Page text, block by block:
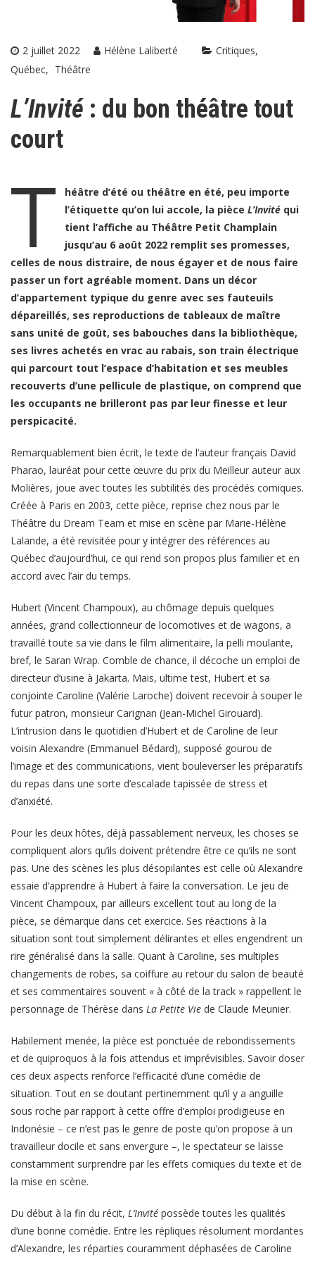
2 juillet 2022 Hélène Laliberté
Critiques
Québec
Théâtre
L’Invité : du bon théâtre tout
court
T
héâtre d’été ou théâtre en été, peu importe
l’étiquette qu’on lui accole, la pièce L’Invitéqui
tient l’affiche au Théâtre Petit Champlain
jusqu’au 6 août 2022 remplit ses promesses,
celles de nous distraire, de nous égayer et de nous faire
passer un fort agréable moment. Dans un décor
d’appartement typique du genre avec ses fauteuils
dépareillés, ses reproductions de tableaux de maître
sans unité de goût, ses babouches dans la bibliothèque,
ses livres achetés en vrac au rabais, son train électrique
qui parcourt tout l’espace d’habitation et ses meubles
recouverts d’une pellicule de plastique, on comprend que
les occupants ne brilleront pas par leur finesse et leur
perspicacité.
Remarquablement bien écrit, le texte de l’auteur français David
Pharao, lauréat pour cette œuvre du prix du Meilleur auteur aux
Molières, joue avec toutes les subtilités des procédés comiques.
Créée à Paris en 2003, cette pièce, reprise chez nous par le
Théâtre du Dream Team et mise en scène par Marie-Hélène
Lalande, a été revisitée pour y intégrer des références au
Québec d’aujourd’hui, ce qui rend son propos plus familier et en
accord avec l’air du temps.
Hubert (Vincent Champoux), au chômage depuis quelques
années, grand collectionneur de locomotives et de wagons, a
travaillé toute sa vie dans le film alimentaire, la pelli moulante,
bref, le Saran Wrap. Comble de chance, il décoche un emploi de
directeur d’usine à Jakarta. Mais, ultime test, Hubert et sa
conjointe Caroline (Valérie Laroche) doivent recevoir à souper le
futur patron, monsieur Carignan (Jean-Michel Girouard).
L’intrusion dans le quotidien d’Hubert et de Caroline de leur
voisin Alexandre (Emmanuel Bédard), supposé gourou de
l’image et des communications, vient bouleverser les préparatifs
du repas dans une sorte d’escalade tapissée de stress et
d’anxiété.
Pour les deux hôtes, déjà passablement nerveux, les choses se
compliquent alors qu’ils doivent prétendre être ce qu’ils ne sont
pas. Une des scènes les plus désopilantes est celle où Alexandre
essaie d’apprendre à Hubert à faire la conversation. Le jeu de
Vincent Champoux, par ailleurs excellent tout au long de la
pièce, se démarque dans cet exercice. Ses réactions à la
situation sont tout simplement délirantes et elles engendrent un
rire généralisé dans la salle. Quant à Caroline, ses multiples
changements de robes, sa coiffure au retour du salon de beauté
et ses commentaires souvent « à côté de la track » rappellent le
personnage de Thérèse dans La Petite Vie de Claude Meunier.
Habilement menée, la pièce est ponctuée de rebondissements
et de quiproquos à la fois attendus et imprévisibles. Savoir doser
ces deux aspects renforce l’efficacité d’une comédie de
situation. Tout en se doutant pertinemment qu’il y a anguille
sous roche par rapport à cette offre d’emploi prodigieuse en
Indonésie – ce n’est pas le genre de poste qu’on propose à un
travailleur docile et sans envergure –, le spectateur se laisse
constamment surprendre par les effets comiques du texte et de
la mise en scène.
Du début à la fin du récit, L’Invité possède toutes les qualités
d’une bonne comédie. Entre les répliques résolument mordantes
d’Alexandre, les réparties couramment déphasées de Caroline